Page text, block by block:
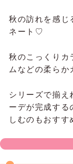
秋の訪れを感じ
ネート♡
秋のこっくりカ
ムなどの柔らか
シリーズで揃え
ーデが完成する
しむのもおす